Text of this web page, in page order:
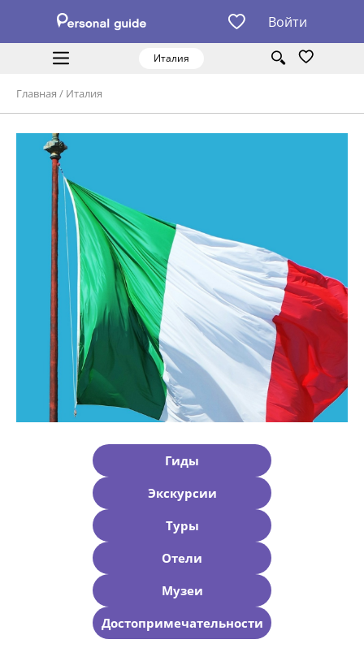
Войти
Италия
Главная / Италия
Гиды
Экскурсии
Туры
Отели
Музеи
Достопримечательности